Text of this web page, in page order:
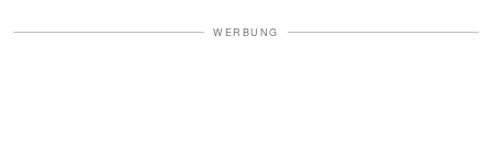
WERBUNG